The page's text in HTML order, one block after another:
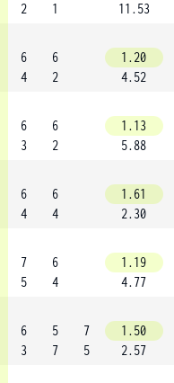
2
1
11.53
6
4
6
2
1.20
4.52
6
3
6
2
1.13
5.88
6
4
6
4
1.61
2.30
7
5
6
4
1.19
4.77
6
3
5
7
7
5
1.50
2.57